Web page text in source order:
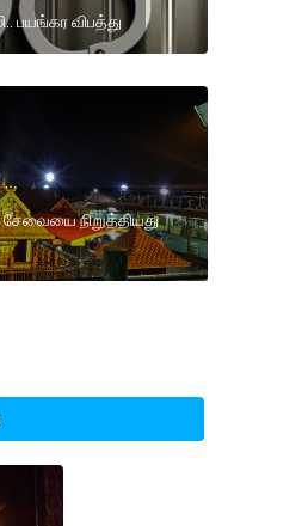
பயங்கர விபத்து
சேவையை நிறுத்தியது